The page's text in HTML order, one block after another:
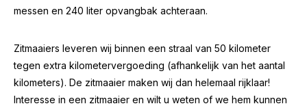
messen en 240 liter opvangbak achteraan.
Zitmaaiers leveren wij binnen een straal van 50 kilometer
tegen extra kilometervergoeding (afhankelijk van het aantal
kilometers). De zitmaaier maken wij dan helemaal rijklaar!
Interesse in een zitmaaier en wilt u weten of we hem kunnen